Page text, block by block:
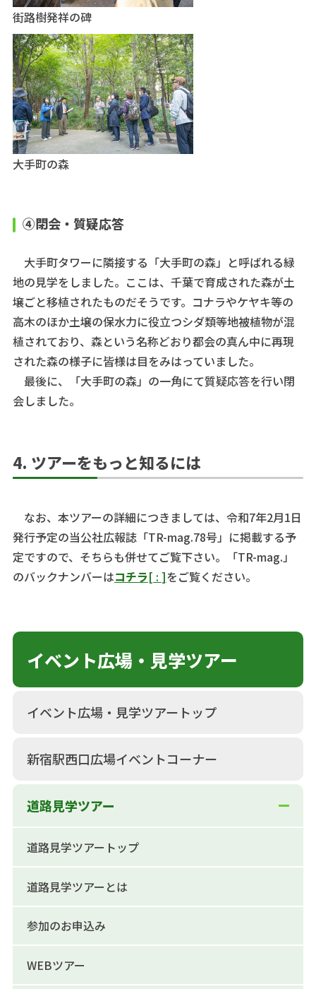
街路樹発祥の碑
大手町の森
④閉会・質疑応答
大手町タワーに隣接する「大手町の森」と呼ばれる緑
地の見学をしました。ここは、千葉で育成された森が土
壌ごと移植されたものだそうです。コナラやケヤキ等の
高木のほか土壌の保水力に役立つシダ類等地被植物が混
植されており、森という名称どおり都会の真ん中に再現
された森の様子に皆様は目をみはっていました。
最後に、「大手町の森」の一角にて質疑応答を行い閉
会しました。
4. ツアーをもっと知るには
なお、本ツアーの詳細につきましては、令和7年2月1日
発行予定の当公社広報誌「TR-mag.78号」に掲載する予
定ですので、そちらも併せてご覧下さい。「TR-mag.」
のバックナンバーはコチラ[ : ]をご覧ください。
イベント広場・見学ツアー
イベント広場・見学ツアートップ
新宿駅西口広場イベントコーナー
道路見学ツアー
道路見学ツアートップ
道路見学ツアーとは
参加のお申込み
WEBツアー